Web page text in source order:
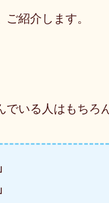
紹介します。
でいる人はもちろ